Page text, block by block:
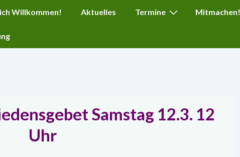
Willkommen! Aktuelles Termine Mitmachen!
Samstag 12.3. 12
Uhr